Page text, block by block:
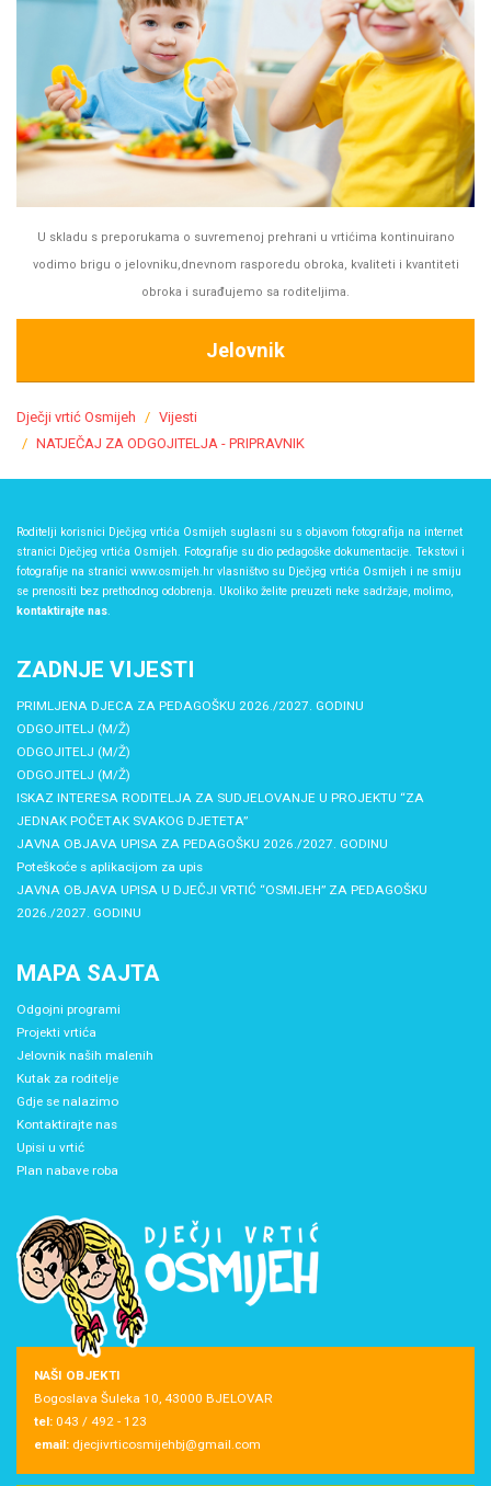
U skladu s preporukama o suvremenoj prehrani u vrtićima kontinuirano
vodimo brigu o jelovniku,dnevnom rasporedu obroka, kvaliteti i kvantiteti
obroka i surađujemo sa roditeljima.
Jelovnik
Dječji vrtić Osmijeh
Vijesti
NATJEČAJ ZA ODGOJITELJA - PRIPRAVNIK
Roditelji korisnici Dječjeg vrtića Osmijeh suglasni su s objavom fotografija na internet
stranici Dječjeg vrtića Osmijeh. Fotografije su dio pedagoške dokumentacije. Tekstovi i
fotografije na stranici www.osmijeh.hr vlasništvo su Dječjeg vrtića Osmijeh i ne smiju
se prenositi bez prethodnog odobrenja. Ukoliko želite preuzeti neke sadržaje, molimo,
kontaktirajte nas.
ZADNJE VIJESTI
PRIMLJENA DJECA ZA PEDAGOŠKU 2026./2027. GODINU
ODGOJITELJ (M/Ž)
ODGOJITELJ (M/Ž)
ODGOJITELJ (M/Ž)
ISKAZ INTERESA RODITELJA ZA SUDJELOVANJE U PROJEKTU “ZA
JEDNAK POČETAK SVAKOG DJETETA”
JAVNA OBJAVA UPISA ZA PEDAGOŠKU 2026./2027. GODINU
Poteškoće s aplikacijom za upis
JAVNA OBJAVA UPISA U DJEČJI VRTIĆ “OSMIJEH” ZA PEDAGOŠKU
2026./2027. GODINU
MAPA SAJTA
Odgojni programi
Projekti vrtića
Jelovnik naših malenih
Kutak za roditelje
Gdje se nalazimo
Kontaktirajte nas
Upisi u vrtić
Plan nabave roba
NAŠI OBJEKTI
Bogoslava Šuleka 10, 43000 BJELOVAR
tel: 043 / 492 - 123
email: djecjivrticosmijehbj@gmail.com